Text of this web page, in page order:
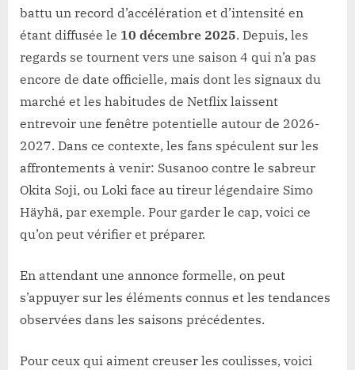
battu un record d’accélération et d’intensité en
étant diffusée le 10 décembre 2025. Depuis, les
regards se tournent vers une saison 4 qui n’a pas
encore de date officielle, mais dont les signaux du
marché et les habitudes de Netflix laissent
entrevoir une fenêtre potentielle autour de 2026-
2027. Dans ce contexte, les fans spéculent sur les
affrontements à venir: Susanoo contre le sabreur
Okita Soji, ou Loki face au tireur légendaire Simo
Häyhä, par exemple. Pour garder le cap, voici ce
qu’on peut vérifier et préparer.
En attendant une annonce formelle, on peut
s’appuyer sur les éléments connus et les tendances
observées dans les saisons précédentes.
Pour ceux qui aiment creuser les coulisses, voici